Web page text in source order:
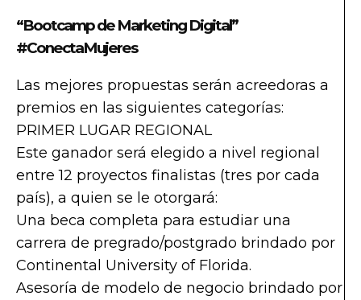
“Bootcamp de Marketing Digital”
#ConectaMujeres
Las mejores propuestas serán acreedoras a
premios en las siguientes categorías:
PRIMER LUGAR REGIONAL
Este ganador será elegido a nivel regional
entre 12 proyectos finalistas (tres por cada
país), a quien se le otorgará:
Una beca completa para estudiar una
carrera de pregrado/postgrado brindado por
Continental University of Florida.
Asesoría de modelo de negocio brindado por